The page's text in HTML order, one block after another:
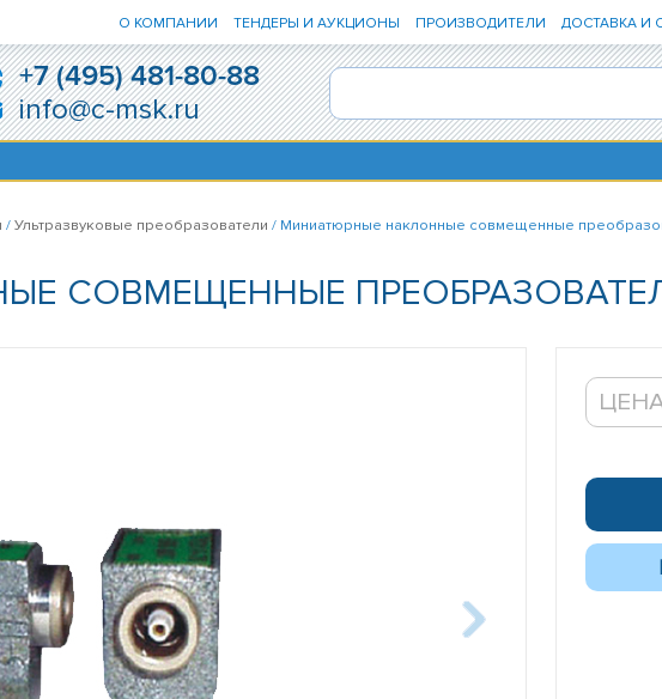
О КОМПАНИИ ТЕНДЕРЫ И АУКЦИОНЫ ПРОИЗВОДИТЕЛИ ДОСТАВКА И
+7 (495) 481-80-88
info@c-msk.ru
/Ультразвуковые преобразователи / Миниатюрные наклонные совмещенные
СОВМЕЩЕННЫЕ